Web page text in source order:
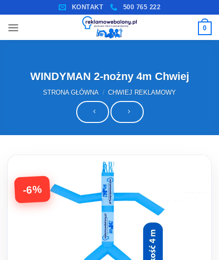
zawartości
KONTAKT 500 765 222
0
WINDYMAN 2-nożny 4m Chwiej
STRONA GŁÓWNA / CHWIEJ REKLAMOWY
-6%